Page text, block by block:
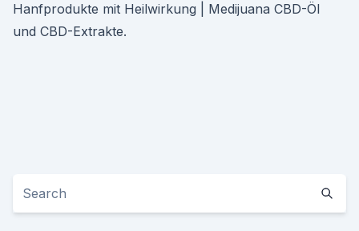
Hanfprodukte mit Heilwirkung | Medijuana CBD-Öl
und CBD-Extrakte.